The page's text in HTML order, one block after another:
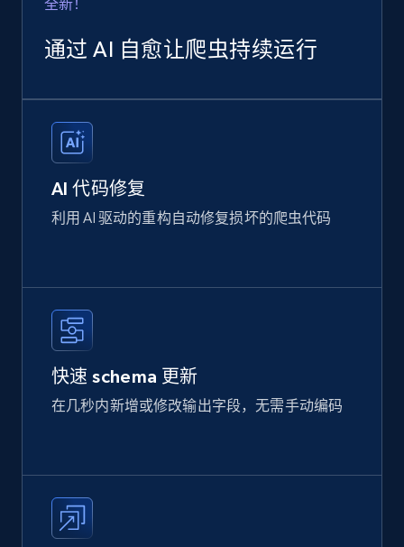
全新！
通过 AI 自愈让爬虫持续运行
AI 代码修复
利用 AI 驱动的重构自动修复损坏的爬虫代码
快速 schema 更新
在几秒内新增或修改输出字段，无需手动编码